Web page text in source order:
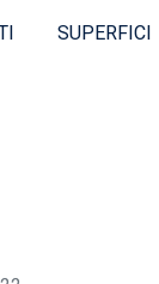
SUPERFICI